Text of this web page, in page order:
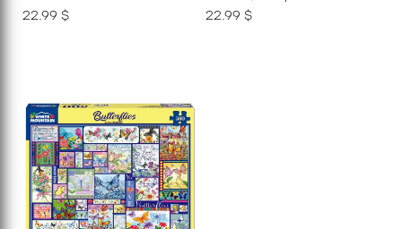
22.99 $
22.99 $